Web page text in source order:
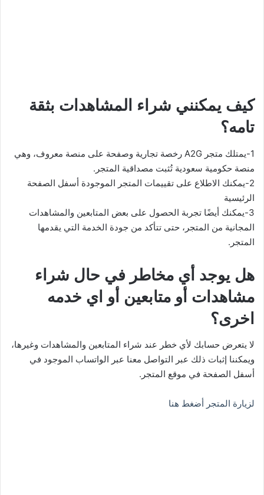
كيف يمكنني شراء المشاهدات بثقة
تامه؟
1-يمتلك متجر A2G رخصة تجارية وصفحة على منصة معروف، وهي
منصة حكومية سعودية تُثبت مصداقية المتجر.
2-يمكنك الاطلاع على تقييمات المتجر الموجودة أسفل الصفحة
الرئيسية
3-يمكنك أيضًا تجربة الحصول على بعض المتابعين والمشاهدات
المجانية من المتجر، حتى تتأكد من جودة الخدمة التي يقدمها
المتجر.
هل يوجد أي مخاطر في حال شراء
مشاهدات أو متابعين أو اي خدمه
اخرى؟
لا يتعرض حسابك لأي خطر عند شراء المتابعين والمشاهدات وغيرها،
ويمكننا إثبات ذلك عبر التواصل معنا عبر الواتساب الموجود في
أسفل الصفحة في موقع المتجر.
لزيارة المتجر أضغط هنا